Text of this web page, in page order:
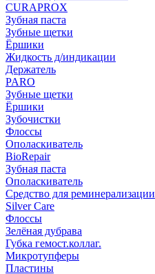
CURAPROX
Зубная паста
Зубные щетки
Ёршики
Жидкость д/индикации
Держатель
PARO
Зубные щетки
Ёршики
Зубочистки
Флоссы
Ополаскиватель
BioRepair
Зубная паста
Ополаскиватель
Средство для реминерализации
Silver Care
Флоссы
Зелёная дубрава
Губка гемост.коллаг.
Микротупферы
Пластины